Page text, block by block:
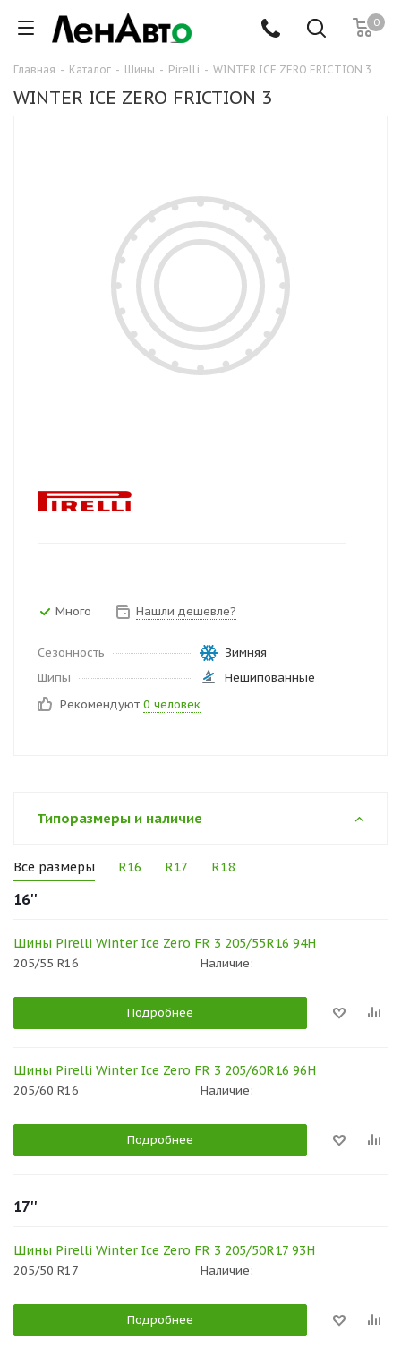
0
Главная - Каталог - Шины - Pirelli - WINTER ICE ZERO FRICTION 3
WINTER ICE ZERO FRICTION 3
Много Нашли дешевле?
Сезонность
Зимняя
Шипы
Нешипованные
Рекомендуют 0 человек
Типоразмеры и наличие
Все размеры R16 R17 R18
16''
Шины Pirelli Winter Ice Zero FR 3 205/55R16 94H
205/55 R16 Наличие:
Подробнее
Шины Pirelli Winter Ice Zero FR 3 205/60R16 96H
205/60 R16 Наличие:
Подробнее
17''
Шины Pirelli Winter Ice Zero FR 3 205/50R17 93H
205/50 R17 Наличие:
Подробнее